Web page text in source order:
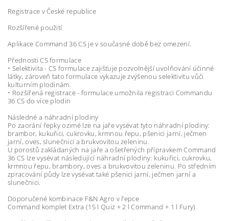
Registrace v České republice
Rozšířené použití
Aplikace Command 36 CS je v současné době bez omezení.
Přednosti CS formulace
• Selektivita - CS formulace zajišťuje pozvolnější uvolňování účinné
látky, zároveň tato formulace vykazuje zvýšenou selektivitu vůči
kulturním plodinám.
• Rozšířená registrace - formulace umožnila registraci Commandu
36 CS do více plodin
Následné a náhradní plodiny
Po zaorání řepky ozimé lze na jaře vysévat tyto náhradní plodiny:
brambor, kukuřici, cukrovku, krmnou řepu, pšenici jarní, ječmen
jarní, oves, slunečnici a brukvovitou zeleninu.
U porostů zakládaných na jaře a ošetřených přípravkem Command
36 CS lze vysévat následující náhradní plodiny: kukuřici, cukrovku,
krmnou řepu, brambory, oves a brukvovitou zeleninu. Po středním
zpracování půdy lze vysévat také pšenici jarní, ječmen jarní a
slunečnici.
Doporučené kombinace F&N Agro v řepce
Command komplet Extra (15 l Quiz + 2 l Command + 1 l Fury)